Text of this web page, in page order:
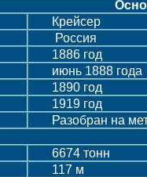
Крейсер
Россия
1886 год
июнь 1888 года
1890 год
1919 год
Разобран на
6674 тонн
117 м